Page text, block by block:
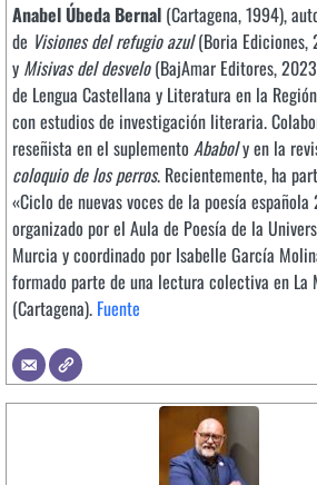
Anabel Úbeda Bernal (Cartagena, 1994),
de Visiones del refugio azul(Boria Ediciones,
y Misivas del desvelo(BajAmar Editores,
de Lengua Castellana y Literatura en la
con estudios de investigación literaria.
reseñista en el suplemento Ababoly en la
coloquio de los perros. Recientemente, ha
«Ciclo de nuevas voces de la poesía
organizado por el Aula de Poesía de la
Murcia y coordinado por Isabelle García
formado parte de una lectura colectiva en La
(Cartagena). Fuente